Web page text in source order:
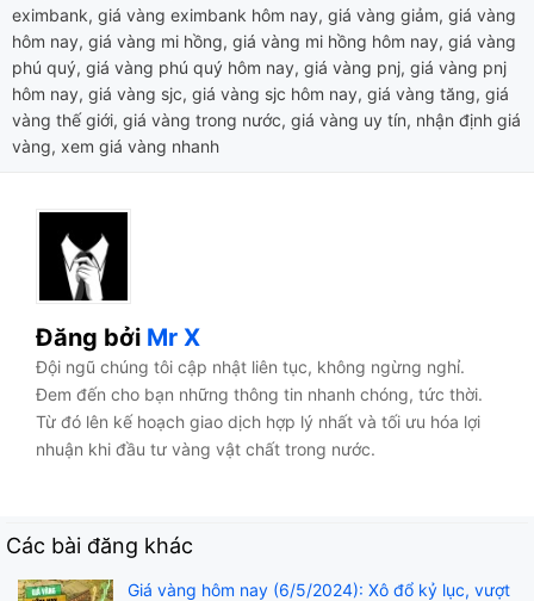
eximbank, giá vàng eximbank hôm nay, giá vàng giảm, giá vàng
hôm nay, giá vàng mi hồng, giá vàng mi hồng hôm nay, giá vàng
phú quý, giá vàng phú quý hôm nay, giá vàng pnj, giá vàng pnj
hôm nay, giá vàng sjc, giá vàng sjc hôm nay, giá vàng tăng, giá
vàng thế giới, giá vàng trong nước, giá vàng uy tín, nhận định giá
vàng, xem giá vàng nhanh
Đăng bởi Mr X
Đội ngũ chúng tôi cập nhật liên tục, không ngừng nghỉ.
Đem đến cho bạn những thông tin nhanh chóng, tức thời.
Từ đó lên kế hoạch giao dịch hợp lý nhất và tối ưu hóa lợi
nhuận khi đầu tư vàng vật chất trong nước.
Các bài đăng khác
Giá vàng hôm nay (6/5/2024): Xô đổ kỷ lục, vượt